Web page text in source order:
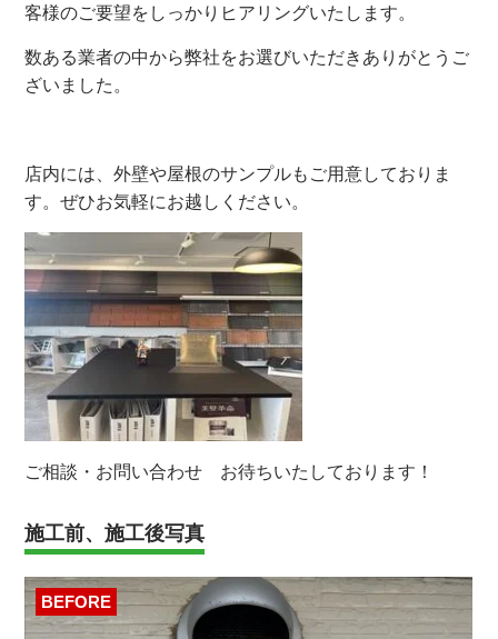
客様のご要望をしっかりヒアリングいたします。
数ある業者の中から弊社をお選びいただきありがとうご
ざいました。
店内には、外壁や屋根のサンプルもご用意しておりま
す。ぜひお気軽にお越しください。
ご相談・お問い合わせ お待ちいたしております！
施工前、施工後写真
BEFORE